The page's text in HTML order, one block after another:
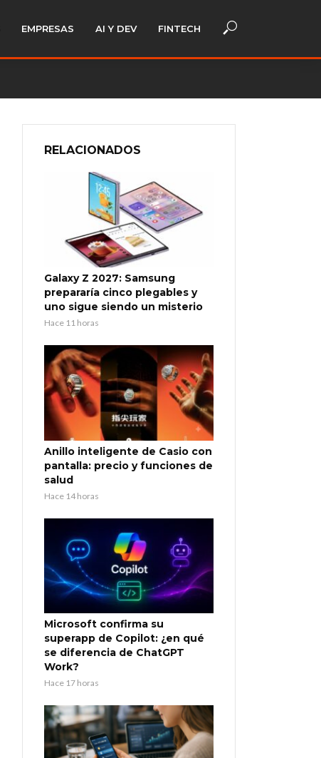
EMPRESAS AI Y DEV FINTECH
RELACIONADOS
Galaxy Z 2027: Samsung
prepararía cinco plegables y
uno sigue siendo un misterio
Hace 11 horas
Anillo inteligente de Casio con
pantalla: precio y funciones de
salud
Hace 14 horas
Microsoft confirma su
superapp de Copilot: ¿en qué
se diferencia de ChatGPT
Work?
Hace 17 horas